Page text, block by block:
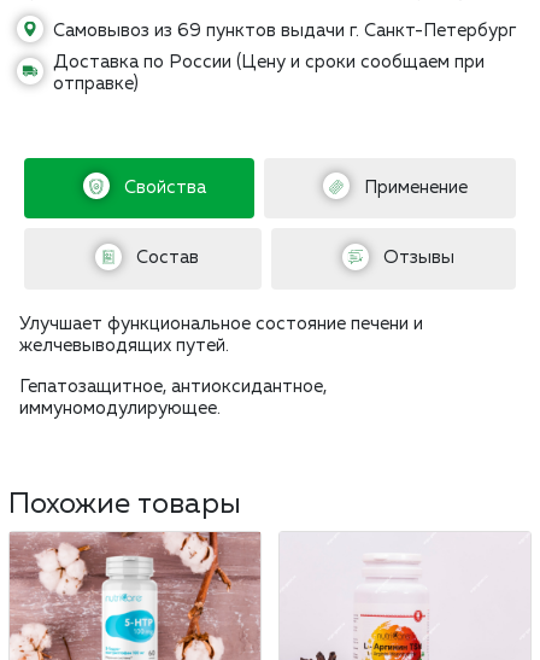
Самовывоз из 69 пунктов выдачи г. Санкт-Петербург
Доставка по России (Цену и сроки сообщаем при
отправке)
Свойства Применение
Состав Отзывы
Улучшает функциональное состояние печени и
желчевыводящих путей.
Гепатозащитное, антиоксидантное,
иммуномодулирующее.
Похожие товары